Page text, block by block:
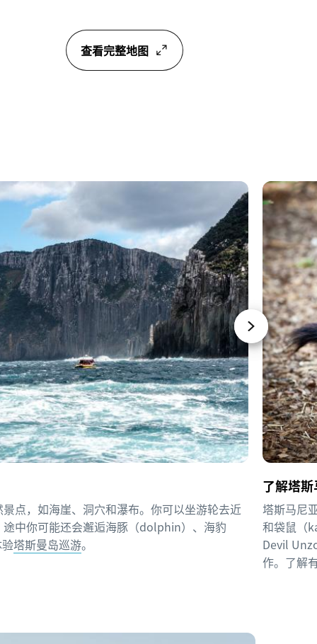
查看完整地图
点，如海崖、洞穴和瀑布。你可以坐游轮去近
中你可能还会邂逅海豚（dolphin）、海豹
塔斯曼岛巡游。
了解塔
塔斯马尼
和袋鼠（
Devil
作。了解